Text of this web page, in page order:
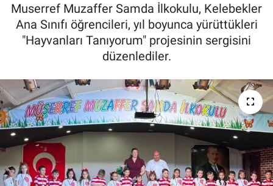
Muserref Muzaffer Samda İlkokulu, Kelebekler
Ana Sınıfı öğrencileri, yıl boyunca yürüttükleri
"Hayvanları Tanıyorum" projesinin sergisini
düzenlediler.
Kadın & Aile
Sağlık
Siyaset
Teknoloji
Yazarlar